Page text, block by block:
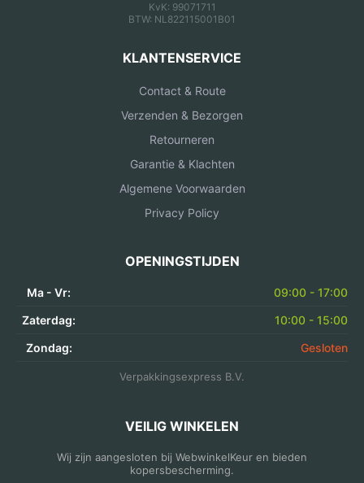
KvK: 99071711
BTW: NL822115001B01
KLANTENSERVICE
Contact & Route
Verzenden & Bezorgen
Retourneren
Garantie & Klachten
Algemene Voorwaarden
Privacy Policy
OPENINGSTIJDEN
Ma - Vr:
09:00 - 17:00
Zaterdag:
10:00 - 15:00
Zondag:
Gesloten
Verpakkingsexpress B.V.
VEILIG WINKELEN
Wij zijn aangesloten bij WebwinkelKeur en bieden
kopersbescherming.